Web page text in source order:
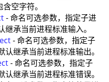
空字符。
- 命名可选参数，指定子进
承当前进程标准输入。
- 命名可选参数，指定子
继承当前进程标准输出。
- 命名可选参数，指定子
继承当前进程标准错误。